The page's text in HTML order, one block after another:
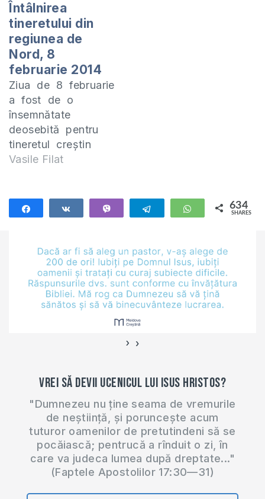
Întâlnirea
tineretului din
regiunea de
Nord, 8
februarie 2014
Ziua de 8 februarie
a fost de o
însemnătate
deosebită pentru
tineretul creştin
din regiunea de
din 18 localităţi s-au
adunat în incinta
s. Larga, raionul
Briceni. Întîlnirea a
început cu un
program de laudă
şi închinare care a
Vasile Filat
Telegram WhatsApp
634
SHARES
‹ ›
Vrei să devii ucenicul lui Isus Hristos?
"Dumnezeu nu ține seama de vremurile
de neștiință, și poruncește acum
tuturor oamenilor de pretutindeni să se
pocăiască; pentrucă a rînduit o zi, în
care va judeca lumea după dreptate..."
(Faptele Apostolilor 17:30—31)